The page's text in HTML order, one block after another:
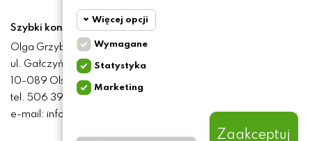
Szybki kontakt
Olga Grzyb STILO
ul. Gałczyńskiego 24
10-089 Olsztyn
tel. 506 393 457
e-mail: info@baliclicksoriginal.pl
Więcej opcji
Wymagane
cookie wymagane do
przeglądania witryny i
Cookie
Wymagane
Statystyka
Marketing
Zaakceptuj